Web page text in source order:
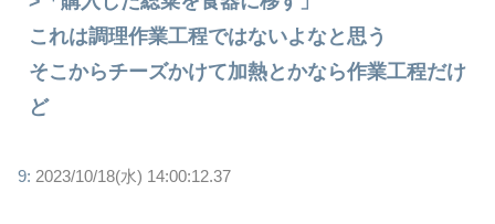
これは調理作業工程ではないよなと思う
そこからチーズかけて加熱とかなら作業工程だけ
ど
9: 2023/10/18(水) 14:00:12.37